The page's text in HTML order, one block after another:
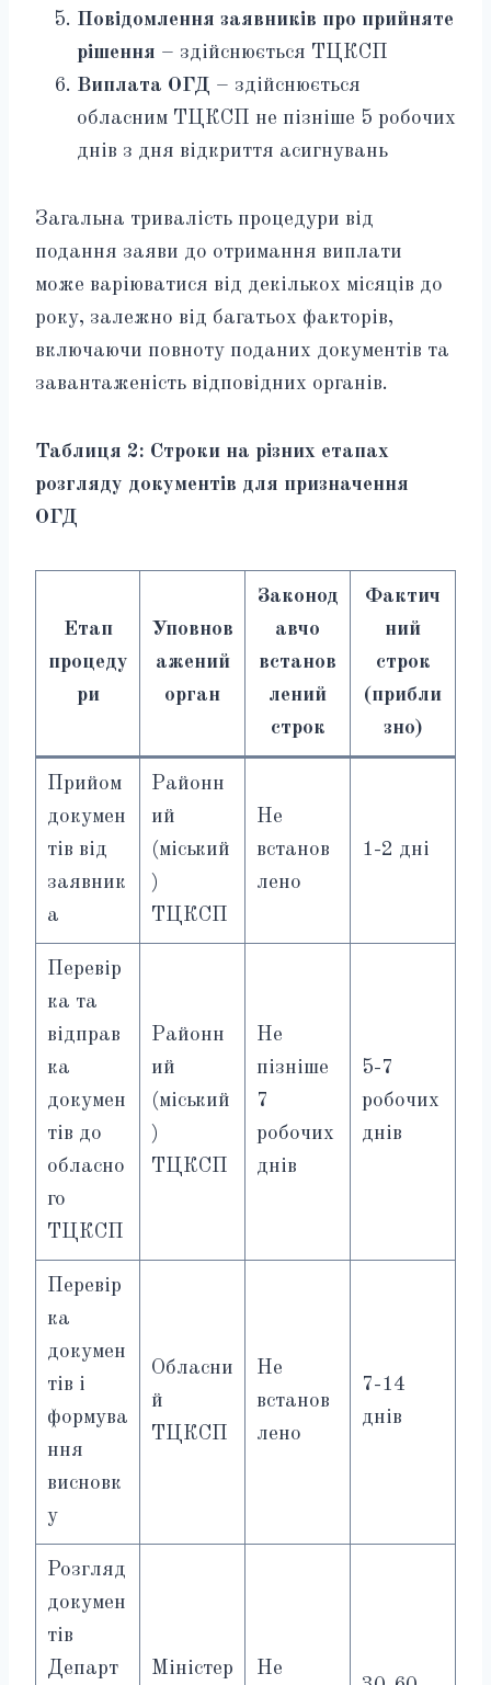
Повідомлення заявників про прийняте
рішення – здійснюється ТЦКСП
Виплата ОГД – здійснюється
обласним ТЦКСП не пізніше 5 робочих
днів з дня відкриття асигнувань
Загальна тривалість процедури від
подання заяви до отримання виплати
може варіюватися від декількох місяців до
року, залежно від багатьох факторів,
включаючи повноту поданих документів та
завантаженість відповідних органів.
Таблиця 2: Строки на різних етапах
розгляду документів для призначення
ОГД
Етап
процеду
ри
Уповнов
ажений
орган
Законод
авчо
встанов
лений
строк
Фактич
ний
строк
(прибли
зно)
Прийом
докумен
тів від
заявник
а
Районн
ий
(міський
)
ТЦКСП
Не
встанов
лено
1-2 дні
Перевір
ка та
відправ
ка
докумен
тів до
обласно
го
ТЦКСП
Районн
ий
(міський
)
ТЦКСП
Не
пізніше
7
робочих
днів
5-7
робочих
днів
Перевір
ка
докумен
тів і
формува
ння
висновк
у
Обласни
й
ТЦКСП
Не
встанов
лено
7-14
днів
Розгляд
докумен
тів
Департ
Міністер Не